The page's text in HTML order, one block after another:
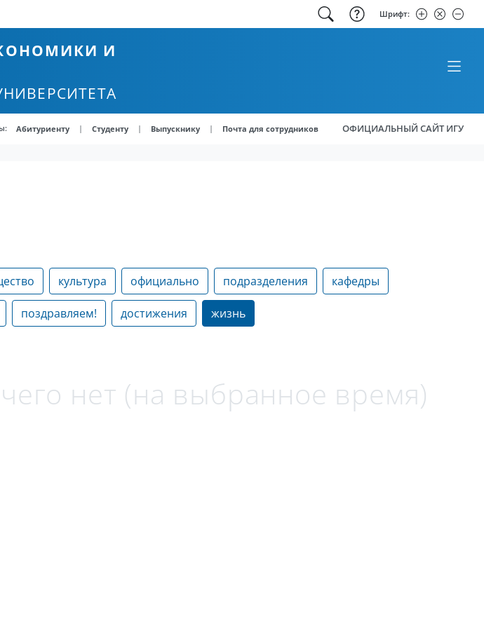
Шрифт:
И
Абитуриенту | Студенту | Выпускнику | Почта для сотрудников ОФИЦИАЛЬНЫЙ САЙТ ИГУ
культура официально подразделения кафедры
поздравляем! достижения жизнь
нет (на выбранное время)